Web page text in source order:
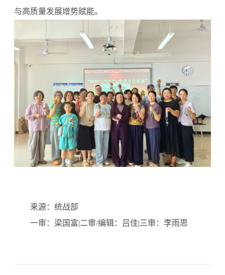
与高质量发展增势赋能。
来源：统战部
一审：梁国富|二审/编辑：吕佳|三审：李雨思